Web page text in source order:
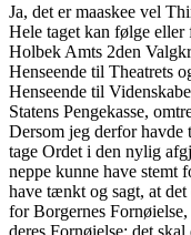
Ja, det er maaskee vel
Hele taget kan følge eller
Holbek Amts 2den
Henseende til Theatrets
Henseende til
Statens Pengekasse,
Dersom jeg derfor
tage Ordet i den nylig
neppe kunne have stemt
have tænkt og sagt, at
for Borgernes
deres Fornøielse; det